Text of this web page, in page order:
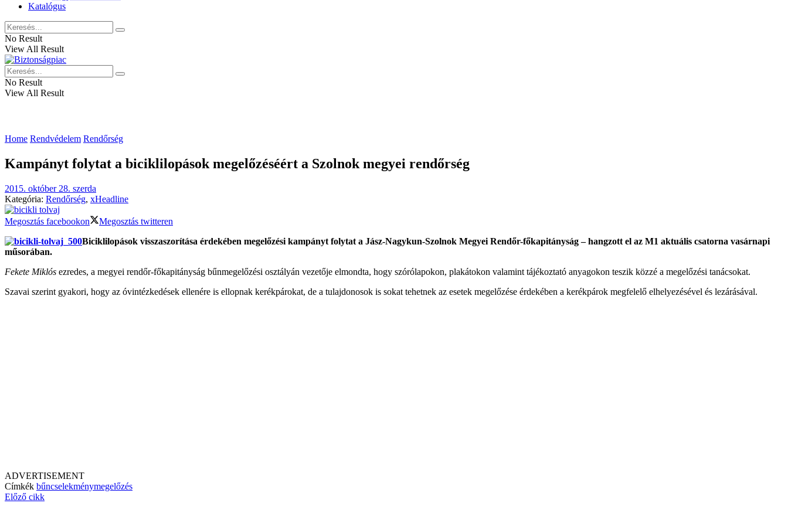
Katalógus
No Result
View All Result
No Result
View All Result
Home Rendvédelem Rendőrség
Kampányt folytat a biciklilopások megelőzéséért a Szolnok megyei rendőrség
2015. október 28. szerda
Kategória: Rendőrség, xHeadline
Megosztás facebookon
Megosztás twitteren
Biciklilopások visszaszorítása érdekében megelőzési kampányt folytat a Jász-Nagykun-Szolnok Megyei Rendőr-főkapitányság – hangzott el az M1 aktuális csatorna vasárnapi
műsorában.
Fekete Miklós ezredes, a megyei rendőr-főkapitányság bűnmegelőzési osztályán vezetője elmondta, hogy szórólapokon, plakátokon valamint tájékoztató anyagokon teszik közzé a megelőzési tanácsokat.
Szavai szerint gyakori, hogy az óvintézkedések ellenére is ellopnak kerékpárokat, de a tulajdonosok is sokat tehetnek az esetek megelőzése érdekében a kerékpárok megfelelő elhelyezésével és lezárásával.
ADVERTISEMENT
Címkék bűncselekménymegelőzés
Előző cikk